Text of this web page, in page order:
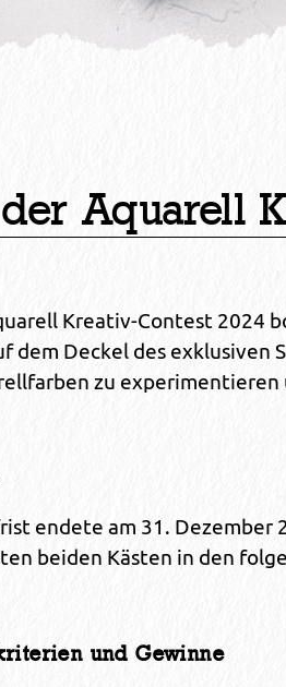
Aquarell
Kreativ-Contest 2024
dem Deckel des
zu
endete am 31. Dezember
beiden Kästen in den
und Gewinne